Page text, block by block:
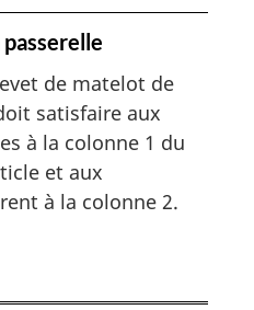
de matelot de
satisfaire aux
à la colonne 1 du
et aux
à la colonne 2.